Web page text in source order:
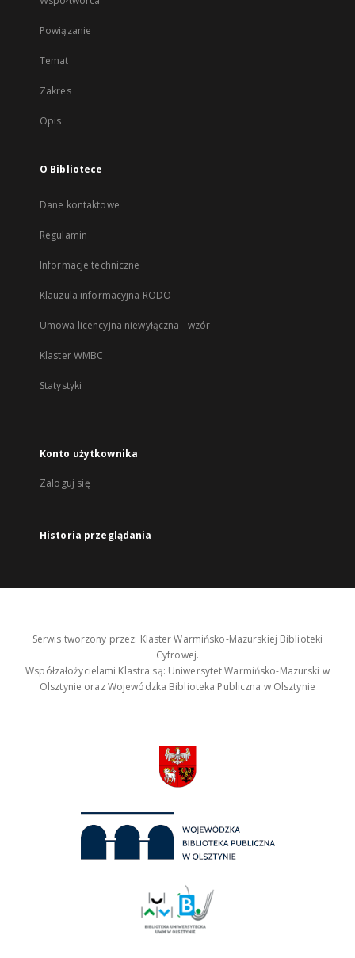
Powiązanie
Temat
Zakres
Opis
O Bibliotece
Dane kontaktowe
Regulamin
Informacje techniczne
Klauzula informacyjna RODO
Umowa licencyjna niewyłączna - wzór
Klaster WMBC
Statystyki
Konto użytkownika
Zaloguj się
Historia przeglądania
Serwis tworzony przez: Klaster Warmińsko-Mazurskiej Biblioteki
Cyfrowej.
Współzałożycielami Klastra są: Uniwersytet Warmińsko-Mazurski w
Olsztynie oraz Wojewódzka Biblioteka Publiczna w Olsztynie